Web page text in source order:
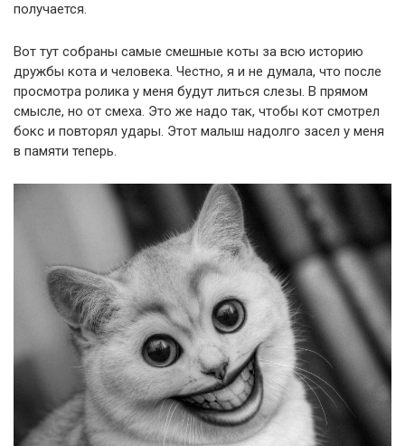
получается.
Вот тут собраны самые смешные коты за всю историю
дружбы кота и человека. Честно, я и не думала, что после
просмотра ролика у меня будут литься слезы. В прямом
смысле, но от смеха. Это же надо так, чтобы кот смотрел
бокс и повторял удары. Этот малыш надолго засел у меня
в памяти теперь.